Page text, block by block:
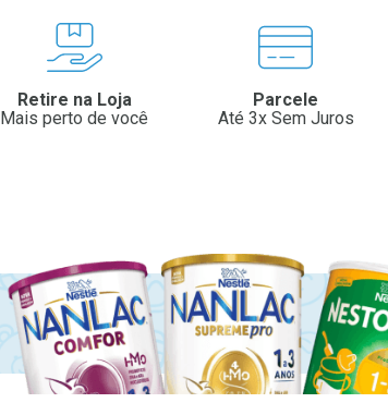
Retire na Loja
Mais perto de você
Parcele
Até 3x Sem Juros